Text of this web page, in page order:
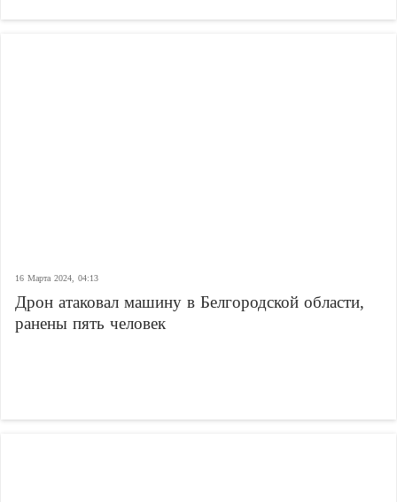
16 Марта 2024, 04:13
Дрон атаковал машину в Белгородской области,
ранены пять человек